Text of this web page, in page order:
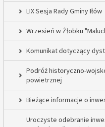
LIX Sesja Rady Gminy Iłów
Wrzesień w Żłobku
Komunikat dotyczący
Podróż historyczno-
powietrznej
Bieżące informacje o
Uroczyste odebranie